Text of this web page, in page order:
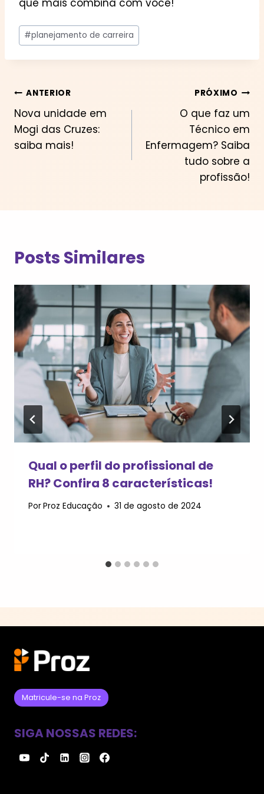
que mais combina com você!
Tags
do
Post:
#planejamento de carreira
Navegação
de
Post
ANTERIOR
Nova unidade em
Mogi das Cruzes:
saiba mais!
PRÓXIMO
O que faz um
Técnico em
Enfermagem? Saiba
tudo sobre a
profissão!
Posts Similares
Qual o perfil do profissional de
RH? Confira 8 características!
PorProz Educação 31 de agosto de 2024
Matricule-se na Proz
SIGA NOSSAS REDES: